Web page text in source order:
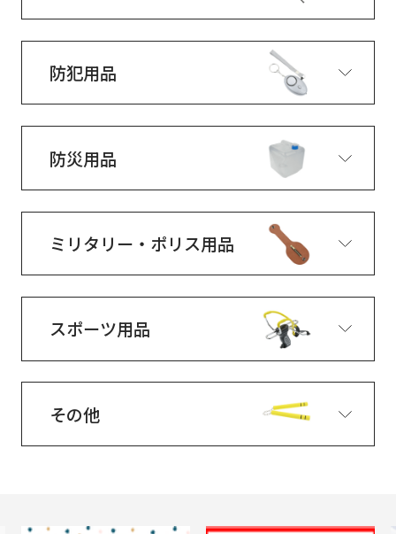
防犯用品
防災用品
ミリタリー・ポリス用品
スポーツ用品
その他